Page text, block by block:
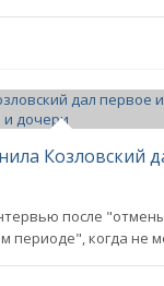
после
периоде", когда не